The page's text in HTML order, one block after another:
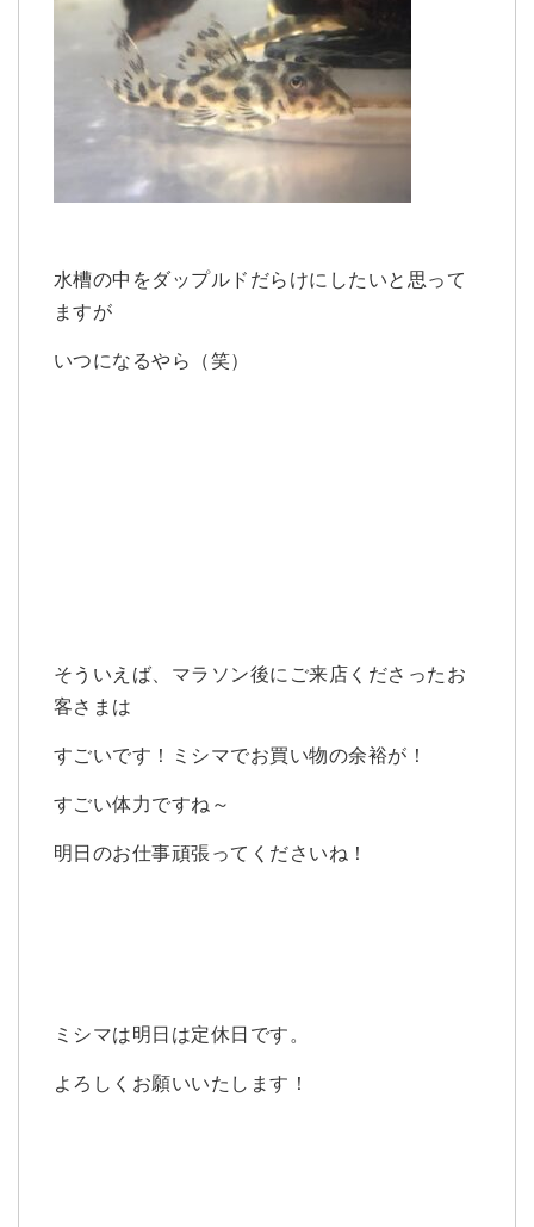
水槽の中をダップルドだらけにしたいと思って
ますが
いつになるやら（笑）
そういえば、マラソン後にご来店くださったお
客さまは
すごいです！ミシマでお買い物の余裕が！
すごい体力ですね～
明日のお仕事頑張ってくださいね！
ミシマは明日は定休日です。
よろしくお願いいたします！